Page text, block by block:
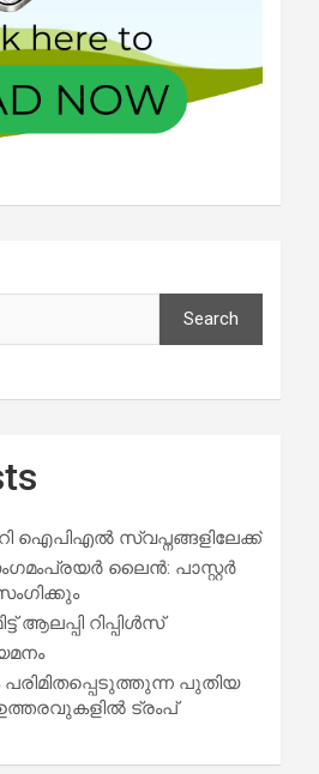
Search
ഐപിഎൽ സ്വപ്നങ്ങളിലേക്ക്
ലൈൻ: പാസ്റ്റർ
ആലപ്പി റിപ്പിൾസ്
പുതിയ
ട്രംപ്